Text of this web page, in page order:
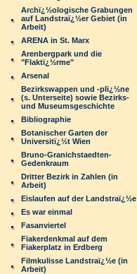
Archï¿½ologische Grabungen
auf Landstraï¿½er Gebiet (in
Arbeit)
ARENA in St. Marx
Arenbergpark und die
"Flaktï¿½rme"
Arsenal
Bezirkswappen und -plï¿½ne
(s. Unterseite) sowie Bezirks-
und Museumsgeschichte
Bibliographie
Botanischer Garten der
Universitï¿½t Wien
Bruno-Granichstaedten-
Gedenkraum
Dritter Bezirk in Zahlen (in
Arbeit)
Eislaufen auf der Landstraï¿½e
Es war einmal
Fasanviertel
Fiakerdenkmal auf dem
Fiakerplatz in Erdberg
Filmkulisse Landstraï¿½e (in
Arbeit)